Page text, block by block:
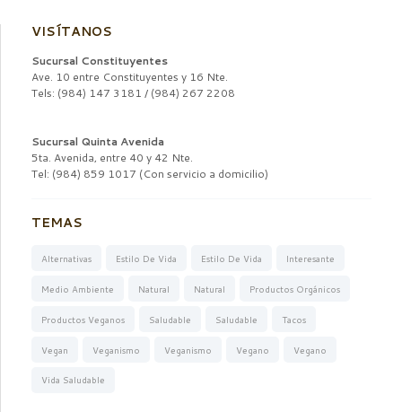
VISÍTANOS
Sucursal Constituyentes
Ave. 10 entre Constituyentes y 16 Nte.
Tels: (984) 147 3181 / (984) 267 2208
Sucursal Quinta Avenida
5ta. Avenida, entre 40 y 42 Nte.
Tel: (984) 859 1017 (Con servicio a domicilio)
TEMAS
Alternativas Estilo De Vida Estilo De Vida Interesante
Medio Ambiente Natural Natural Productos Orgánicos
Productos Veganos Saludable Saludable Tacos
Vegan Veganismo Veganismo Vegano Vegano
Vida Saludable